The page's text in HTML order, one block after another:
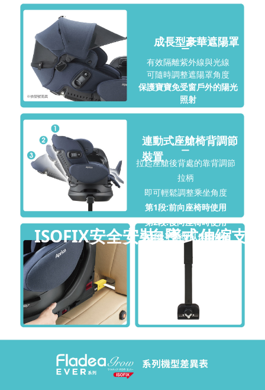
成長型豪華遮陽罩
有效隔離紫外線與光線
可隨時調整遮陽罩角度
保護寶寶免受窗戶外的陽光
照射
連動式座艙椅背調節
裝置
拉起座艙後背處的靠背調節
拉柄
即可輕鬆調整乘坐角度
第1段:前向座椅時使用
第2段:後向座椅時使用
第3段:平躺型臥床時使用
ISOFIX安全安裝自墜式伸縮支撐